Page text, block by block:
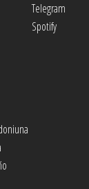
Telegram
Spotify